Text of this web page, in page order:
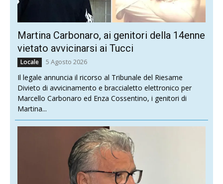
Martina Carbonaro, ai genitori della 14enne
vietato avvicinarsi ai Tucci
Locale 5 Agosto 2026
Il legale annuncia il ricorso al Tribunale del Riesame
Divieto di avvicinamento e braccialetto elettronico per
Marcello Carbonaro ed Enza Cossentino, i genitori di
Martina...